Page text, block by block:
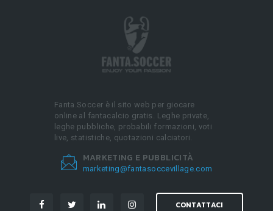
Fanta.Soccer è il sito web per giocare
online al fantacalcio gratis. Leghe private,
leghe pubbliche, probabili formazioni, voti
live, statistiche, quotazioni calciatori.
MARKETING E PUBBLICITÀ
marketing@fantasoccevillage.com
CONTATTACI